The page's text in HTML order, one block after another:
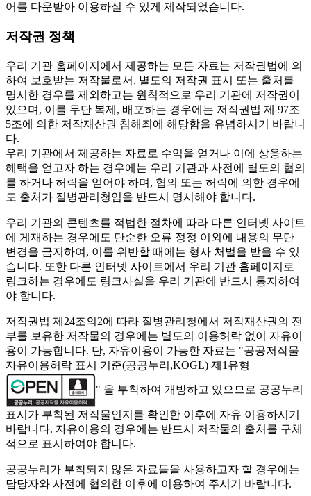
어를 다운받아 이용하실 수 있게 제작되었습니다.
저작권 정책
우리 기관 홈페이지에서 제공하는 모든 자료는 저작권법에 의
하여 보호받는 저작물로서, 별도의 저작권 표시 또는 출처를
명시한 경우를 제외하고는 원칙적으로 우리 기관에 저작권이
있으며, 이를 무단 복제, 배포하는 경우에는 저작권법 제 97조
5조에 의한 저작재산권 침해죄에 해당함을 유념하시기 바랍니
다.
우리 기관에서 제공하는 자료로 수익을 얻거나 이에 상응하는
혜택을 얻고자 하는 경우에는 우리 기관과 사전에 별도의 협의
를 하거나 허락을 얻어야 하며, 협의 또는 허락에 의한 경우에
도 출처가 질병관리청임을 반드시 명시해야 합니다.
우리 기관의 콘텐츠를 적법한 절차에 따라 다른 인터넷 사이트
에 게재하는 경우에도 단순한 오류 정정 이외에 내용의 무단
변경을 금지하여, 이를 위반할 때에는 형사 처벌을 받을 수 있
습니다. 또한 다른 인터넷 사이트에서 우리 기관 홈페이지로
링크하는 경우에도 링크사실을 우리 기관에 반드시 통지하여
야 합니다.
저작권법 제24조의2에 따라 질병관리청에서 저작재산권의 전
부를 보유한 저작물의 경우에는 별도의 이용허락 없이 자유이
용이 가능합니다. 단, 자유이용이 가능한 자료는 "공공저작물
자유이용허락 표시 기준(공공누리,KOGL) 제1유형
" 을 부착하여 개방하고 있으므로 공공누리
표시가 부착된 저작물인지를 확인한 이후에 자유 이용하시기
바랍니다. 자유이용의 경우에는 반드시 저작물의 출처를 구체
적으로 표시하여야 합니다.
공공누리가 부착되지 않은 자료들을 사용하고자 할 경우에는
담당자와 사전에 협의한 이후에 이용하여 주시기 바랍니다.